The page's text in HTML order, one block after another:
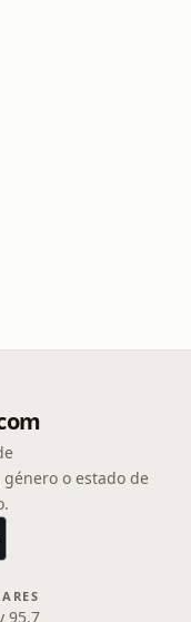
o estado de
95.7